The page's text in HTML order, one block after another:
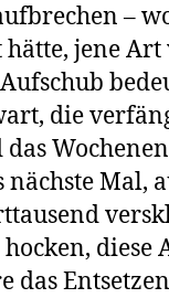
–
hätte, jene Art
die
Mal,
diese
das